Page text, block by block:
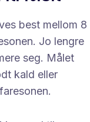
best mellom 8
Jo lengre
seg. Målet
kald eller